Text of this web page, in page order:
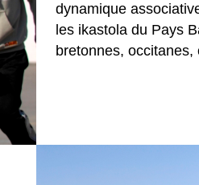
dynamique
les ikastola du Pays
bretonnes,